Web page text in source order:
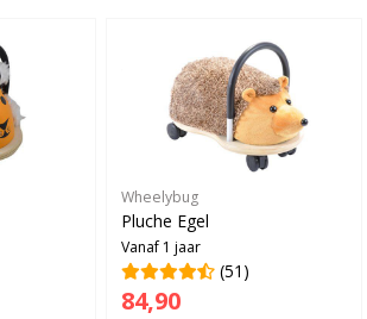
Wheelybug
Pluche Egel
Vanaf 1 jaar
(51)
84,90